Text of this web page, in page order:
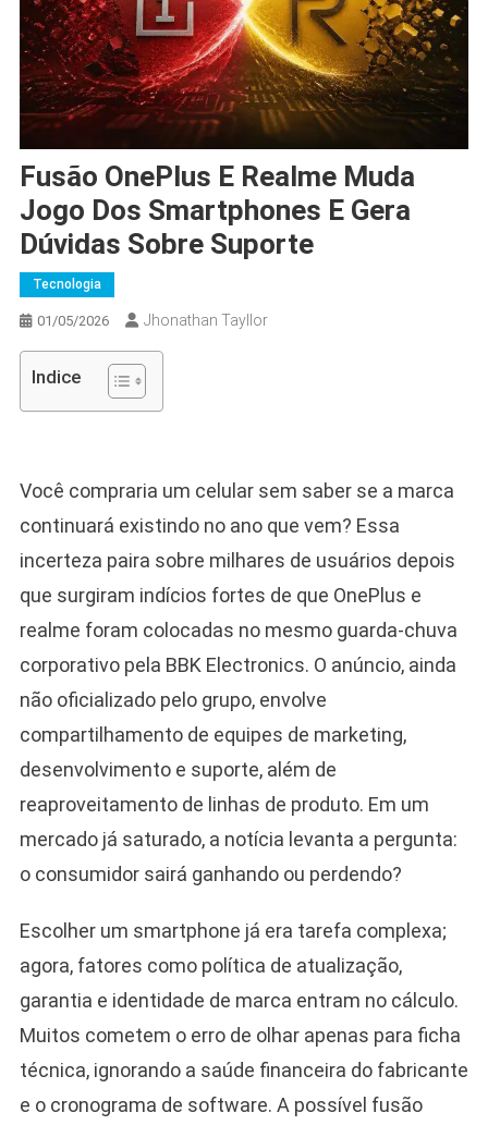
Fusão OnePlus E Realme Muda
Jogo Dos Smartphones E Gera
Dúvidas Sobre Suporte
Tecnologia
01/05/2026 Jhonathan Tayllor
Indice
Você compraria um celular sem saber se a marca
continuará existindo no ano que vem? Essa
incerteza paira sobre milhares de usuários depois
que surgiram indícios fortes de que OnePlus e
realme foram colocadas no mesmo guarda-chuva
corporativo pela BBK Electronics. O anúncio, ainda
não oficializado pelo grupo, envolve
compartilhamento de equipes de marketing,
desenvolvimento e suporte, além de
reaproveitamento de linhas de produto. Em um
mercado já saturado, a notícia levanta a pergunta:
o consumidor sairá ganhando ou perdendo?
Escolher um smartphone já era tarefa complexa;
agora, fatores como política de atualização,
garantia e identidade de marca entram no cálculo.
Muitos cometem o erro de olhar apenas para ficha
técnica, ignorando a saúde financeira do fabricante
e o cronograma de software. A possível fusão